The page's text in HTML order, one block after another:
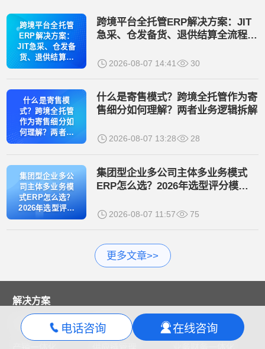
跨境平台全托管
ERP解决方案：
JIT急采、仓发备
货、退供结算全
流程管控
跨境平台全托管ERP解决方案：JIT
急采、仓发备货、退供结算全流程管
2026-08-07 14:41 30
什么是寄售模
式？跨境全托管
作为寄售细分如
何理解？两者业
务逻辑拆解
什么是寄售模式？跨境全托管作为寄
售细分如何理解？两者业务逻辑拆解
2026-08-07 13:28 28
集团型企业多公
司主体多业务模
式ERP怎么选？
2026年选型评分
模型与主流厂商
集团型企业多公司主体多业务模式
ERP怎么选？2026年选型评分模型
2026-08-07 11:57 75
更多文章>>
解决方案
电商ERP 跨境ERP 仓储WMS
电话咨询 在线咨询